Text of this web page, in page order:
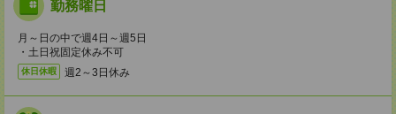
勤務曜日
月～日の中で週4日～週5日
・土日祝固定休み不可
休日休暇 週2～3日休み